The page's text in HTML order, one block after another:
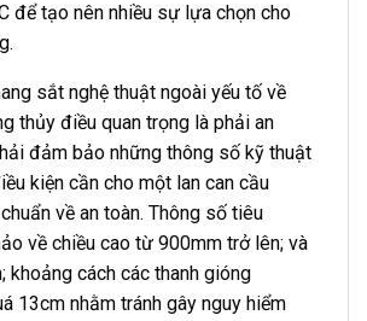
để tạo nên nhiều sự lựa chọn cho
sắt nghệ thuật ngoài yếu tố về
thủy điều quan trọng là phải an
đảm bảo những thông số kỹ thuật
kiện cần cho một lan can cầu
về an toàn. Thông số tiêu
về chiều cao từ 900mm trở lên; và
khoảng cách các thanh gióng
13cm nhằm tránh gây nguy hiểm